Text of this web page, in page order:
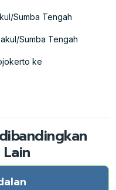
Sumba Tengah
Sumba Tengah
ke